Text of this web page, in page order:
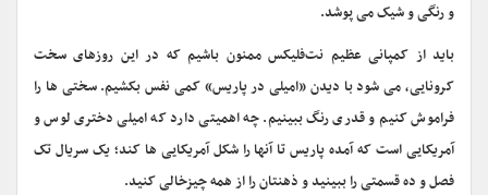
و رنگی و شیک می پوشد.
باید از کمپانی عظیم نت‌فلیکس ممنون باشیم که در این روزهای سخت
کرونایی، می شود با دیدن «امیلی در پاریس» کمی نفس بکشیم. سختی ها را
فراموش کنیم و قدری رنگ ببینیم. چه اهمیتی دارد که امیلی دختری لوس و
آمریکایی است که آمده پاریس تا آنها را شکل آمریکایی ها کند؛ یک سریال تک
فصل و ده قسمتی را ببینید و ذهنتان را از همه چیزخالی کنید.